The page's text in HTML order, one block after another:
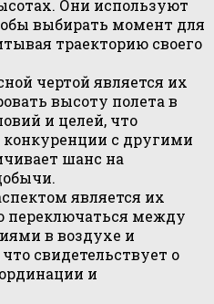
Они используют
выбирать момент для
траекторию своего
чертой является их
высоту полета в
и целей, что
конкуренции с другими
шанс на
является их
переключаться между
в воздухе и
свидетельствует о
и